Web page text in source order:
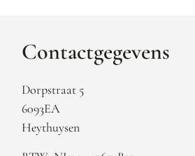
Contactgegevens
Dorpstraat 5
6093EA
Heythuysen